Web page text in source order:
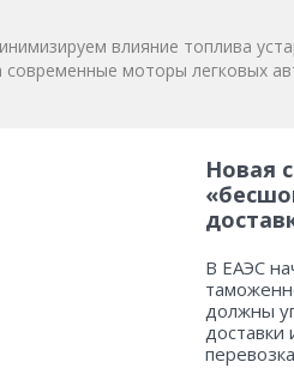
влияние топлива
современные моторы легковых
Новая
В ЕАЭС
должны
доставки